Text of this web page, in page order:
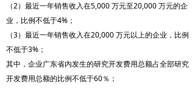
（2）最近一年销售收入在5,000 万元至20,000 万元的企
业，比例不低于4%；
（3）最近一年销售收入在20,000 万元以上的企业，比例
不低于3%；
其中，企业广东省内发生的研究开发费用总额占全部研究
开发费用总额的比例不低于60％；